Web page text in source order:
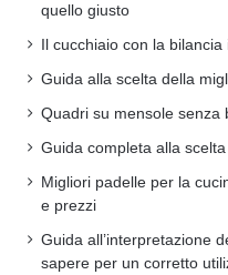
quello giusto
Il cucchiaio con la
Guida alla scelta della
Quadri su mensole senza
Guida completa alla
Migliori padelle per la
e prezzi
Guida all’interpretazione
sapere per un corretto